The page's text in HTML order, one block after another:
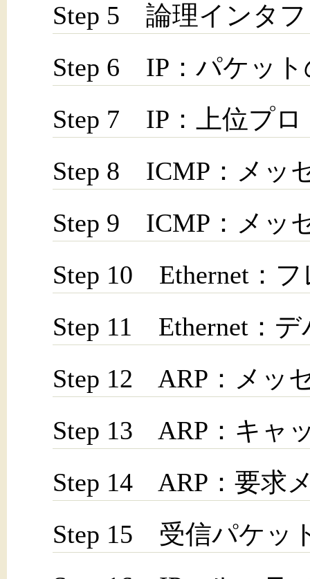
Step 5 論理インタ
Step 6 IP：パケット
Step 7 IP：上位プロ
Step 8 ICMP：メッ
Step 9 ICMP：メッ
Step 10 Ethernet：
Step 11 Ethernet：
Step 12 ARP：メッ
Step 13 ARP：キャ
Step 14 ARP：要求
Step 15 受信パケッ